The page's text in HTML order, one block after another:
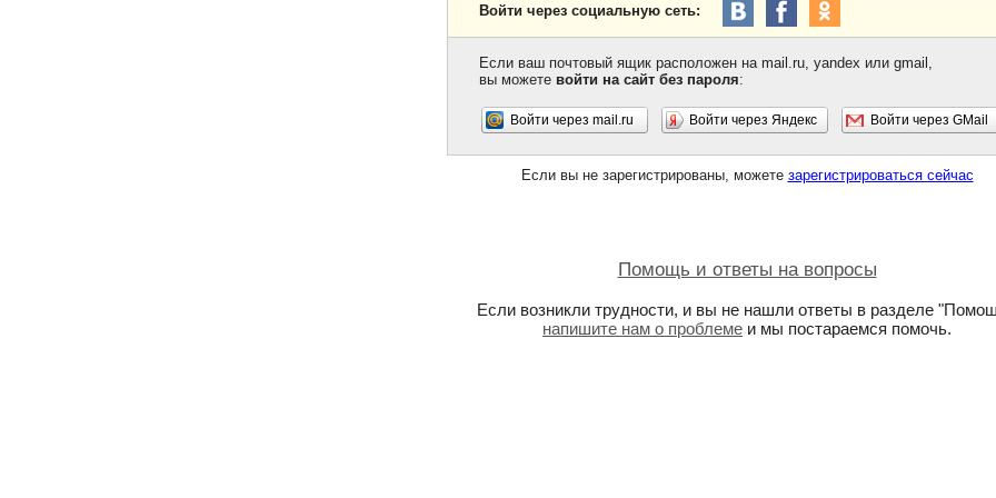
Войти через социальную сеть:
Если ваш почтовый ящик расположен на mail.ru, yandex или gmail,
вы можете войти на сайт без пароля:
Войти через mail.ru Войти через Яндекс Войти через GMail
Если вы не зарегистрированы, можете зарегистрироваться сейчас
Помощь и ответы на вопросы
Если возникли трудности, и вы не нашли ответы в разделе
напишите нам о проблеме и мы постараемся помочь.